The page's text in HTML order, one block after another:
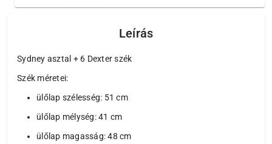
Leírás
Sydney asztal + 6 Dexter szék
Szék méretei:
ülőlap szélesség: 51 cm
ülőlap mélység: 41 cm
ülőlap magasság: 48 cm